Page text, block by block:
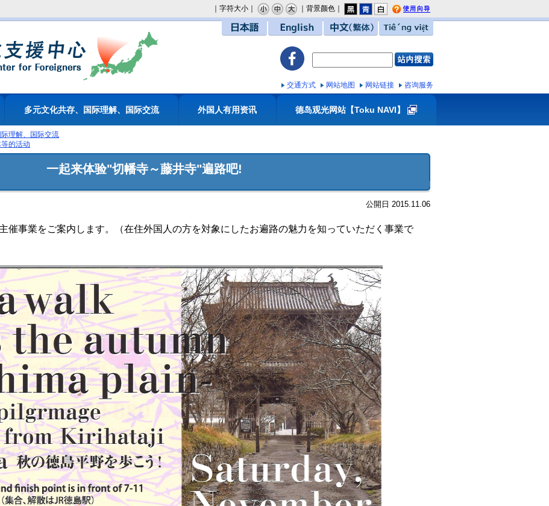
｜字符大小｜
｜背景颜色｜
用向导
交通方式 网站地图 网站链接 咨询服务
多元文化共存、国际理解、国际交流 外国人有用资讯 德岛观光网站【Toku NAVI】
理解、国际交流
的活动
一起来体验"切幡寺～藤井寺"遍路吧!
公開日 2015.11.06
事業をご案内します。（在住外国人の方を対象にしたお遍路の魅力を知っていただく事業で